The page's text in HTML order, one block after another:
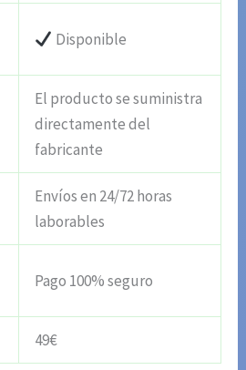
Disponible
El producto se suministra
directamente del
fabricante
Envíos en 24/72 horas
laborables
Pago 100% seguro
49€